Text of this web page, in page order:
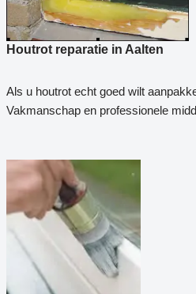
Houtrot reparatie in Aalten
Als u houtrot echt goed wilt
Vakmanschap en professionele